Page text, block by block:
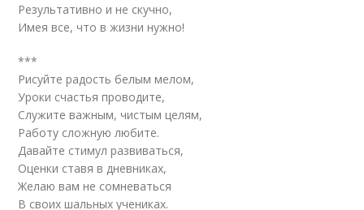
Результативно и не скучно,
Имея все, что в жизни нужно!
***
Рисуйте радость белым мелом,
Уроки счастья проводите,
Служите важным, чистым целям,
Работу сложную любите.
Давайте стимул развиваться,
Оценки ставя в дневниках,
Желаю вам не сомневаться
В своих шальных учениках.